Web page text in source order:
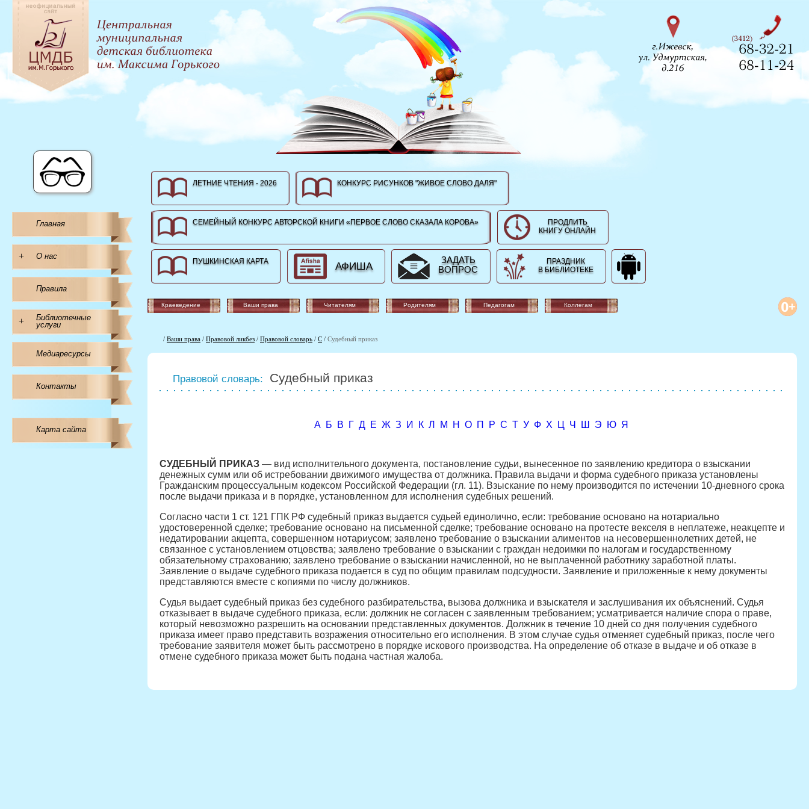
Главная
+ О нас
Правила
+
Библиотечные
услуги
Медиаресурсы
Контакты
Карта сайта
ЛЕТНИЕ ЧТЕНИЯ - 2026 КОНКУРС РИСУНКОВ "ЖИВОЕ СЛОВО ДАЛЯ"
СЕМЕЙНЫЙ КОНКУРС АВТОРСКОЙ КНИГИ «ПЕРВОЕ СЛОВО СКАЗАЛА КОРОВА»
ПРОДЛИТЬ
КНИГУ ОНЛАЙН
ПУШКИНСКАЯ КАРТА АФИША
ЗАДАТЬ
ВОПРОС
ПРАЗДНИК
В БИБЛИОТЕКЕ
Краеведение Ваши права Читателям Родителям Педагогам Коллегам
/ Ваши права / Правовой ликбез / Правовой словарь / С / Судебный приказ
Правовой словарь: Судебный приказ
А Б В Г Д Е Ж З И К Л М Н О П Р С Т У Ф Х Ц Ч Ш Э Ю Я
СУДЕБНЫЙ ПРИКАЗ — вид исполнительного документа, постановление судьи, вынесенное по заявлению кредитора о взыскании
денежных сумм или об истребовании движимого имущества от должника. Правила выдачи и форма судебного приказа установлены
Гражданским процессуальным кодексом Российской Федерации (гл. 11). Взыскание по нему производится по истечении 10-дневного срока
после выдачи приказа и в порядке, установленном для исполнения судебных решений.
Согласно части 1 ст. 121 ГПК РФ судебный приказ выдается судьей единолично, если: требование основано на нотариально
удостоверенной сделке; требование основано на письменной сделке; требование основано на протесте векселя в неплатеже, неакцепте и
недатировании акцепта, совершенном нотариусом; заявлено требование о взыскании алиментов на несовершеннолетних детей, не
связанное с установлением отцовства; заявлено требование о взыскании с граждан недоимки по налогам и государственному
обязательному страхованию; заявлено требование о взыскании начисленной, но не выплаченной работнику заработной платы.
Заявление о выдаче судебного приказа подается в суд по общим правилам подсудности. Заявление и приложенные к нему документы
представляются вместе с копиями по числу должников.
Судья выдает судебный приказ без судебного разбирательства, вызова должника и взыскателя и заслушивания их объяснений. Судья
отказывает в выдаче судебного приказа, если: должник не согласен с заявленным требованием; усматривается наличие спора о праве,
который невозможно разрешить на основании представленных документов. Должник в течение 10 дней со дня получения судебного
приказа имеет право представить возражения относительно его исполнения. В этом случае судья отменяет судебный приказ, после чего
требование заявителя может быть рассмотрено в порядке искового производства. На определение об отказе в выдаче и об отказе в
отмене судебного приказа может быть подана частная жалоба.